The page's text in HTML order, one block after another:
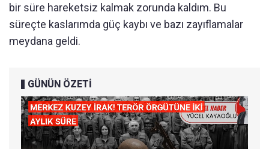
bir süre hareketsiz kalmak zorunda kaldım. Bu
süreçte kaslarımda güç kaybı ve bazı zayıflamalar
meydana geldi.
GÜNÜN ÖZETİ